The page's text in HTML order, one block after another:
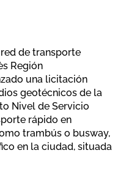
de transporte
Región
una licitación
geotécnicos de la
Nivel de Servicio
rápido en
trambús o busway,
en la ciudad, situada